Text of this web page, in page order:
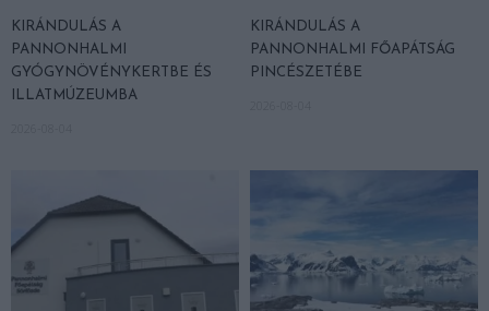
KIRÁNDULÁS A
PANNONHALMI
GYÓGYNÖVÉNYKERTBE ÉS
ILLATMÚZEUMBA
KIRÁNDULÁS A
PANNONHALMI FŐAPÁTSÁG
PINCÉSZETÉBE